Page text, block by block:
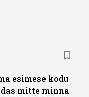
esimese kodu
mitte minna